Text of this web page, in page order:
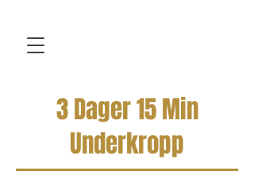
3 Dager 15 Min
Underkropp